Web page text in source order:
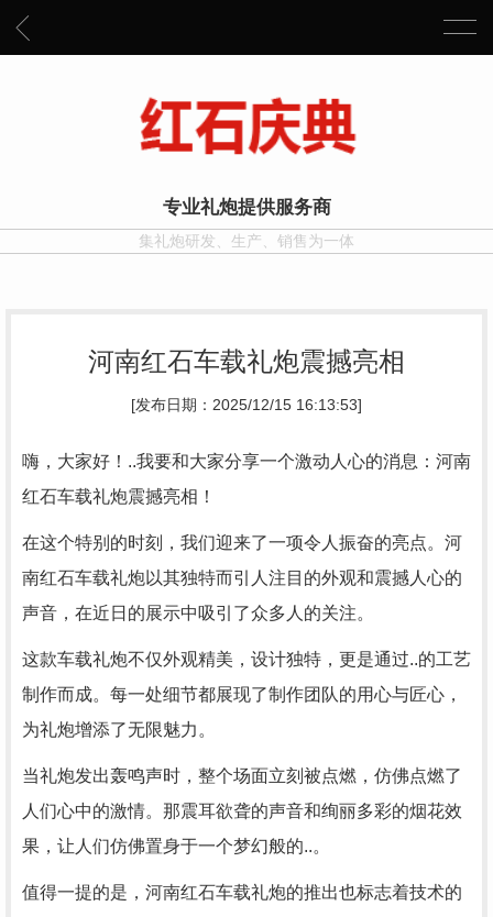
专业礼炮提供服务商
集礼炮研发、生产、销售为一体
河南红石车载礼炮震撼亮相
[发布日期：2025/12/15 16:13:53]
嗨，大家好！..我要和大家分享一个激动人心的消息：河南
红石车载礼炮震撼亮相！
在这个特别的时刻，我们迎来了一项令人振奋的亮点。河
南红石车载礼炮以其独特而引人注目的外观和震撼人心的
声音，在近日的展示中吸引了众多人的关注。
这款车载礼炮不仅外观精美，设计独特，更是通过..的工艺
制作而成。每一处细节都展现了制作团队的用心与匠心，
为礼炮增添了无限魅力。
当礼炮发出轰鸣声时，整个场面立刻被点燃，仿佛点燃了
人们心中的激情。那震耳欲聋的声音和绚丽多彩的烟花效
果，让人们仿佛置身于一个梦幻般的..。
值得一提的是，河南红石车载礼炮的推出也标志着技术的